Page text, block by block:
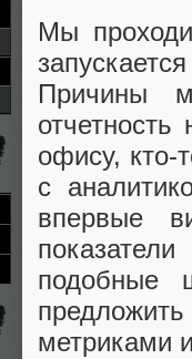
Мы
Причины
офису, кто-
с
впервые
подобные
метриками